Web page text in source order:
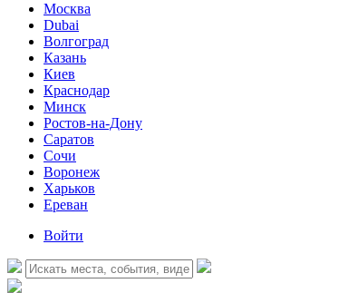
Москва
Dubai
Волгоград
Казань
Киев
Краснодар
Минск
Ростов-на-Дону
Саратов
Сочи
Воронеж
Харьков
Ереван
Войти